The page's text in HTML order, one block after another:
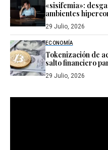
«sisifemia»:
ambientes
29 Julio, 2026
ECONOMÍA
Tokenización de
salto financiero
29 Julio, 2026